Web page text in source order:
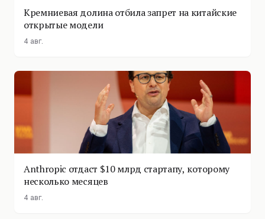
Кремниевая долина отбила запрет на китайские
открытые модели
4 авг.
Anthropic отдаст $10 млрд стартапу, которому
несколько месяцев
4 авг.